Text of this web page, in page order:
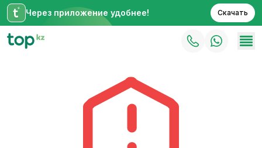
Через приложение удобнее! Скачать